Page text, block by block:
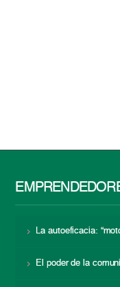
La autoeficacia:
El poder de la